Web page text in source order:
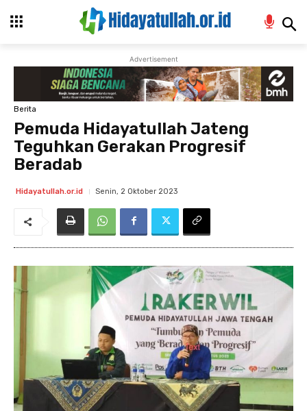
Advertisement
Berita
Pemuda Hidayatullah Jateng
Teguhkan Gerakan Progresif
Beradab
Hidayatullah.or.id Senin, 2 Oktober 2023